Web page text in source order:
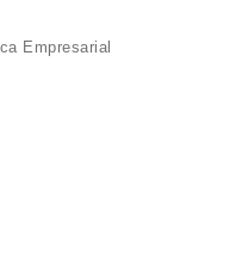
Empresarial